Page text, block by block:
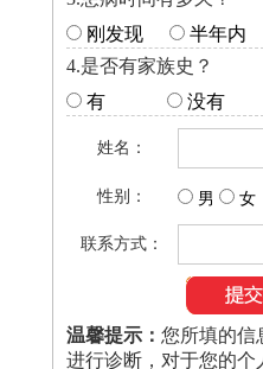
刚发现
半年内
4.是否有家族史？
有
没有
姓名：
性别： 男 女
联系方式：
温馨提示： 您所填的信
进行诊断，对于您的个